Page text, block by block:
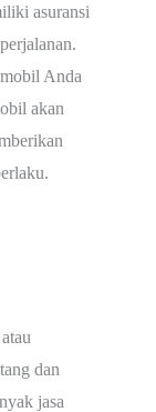
asuransi
Anda
akan
dan
jasa